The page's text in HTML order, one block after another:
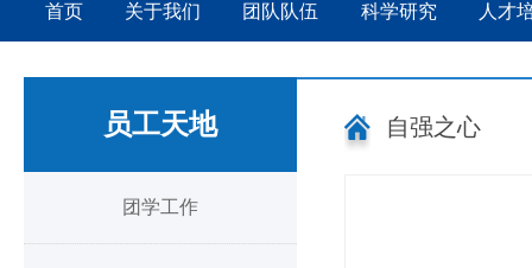
首页 关于我们 团队队伍 科学研究 人才
员工天地
团学工作
自强之心